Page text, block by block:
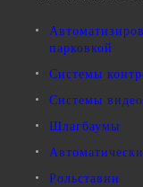
парковкой
Системы
Системы
Шлагбаумы
Рольставни